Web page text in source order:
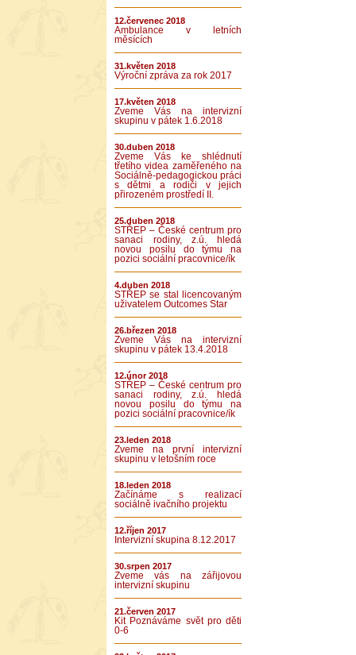
12.červenec 2018
Ambulance v letních
měsících
31.květen 2018
Výroční zpráva za rok 2017
17.květen 2018
Zveme Vás na intervizní
skupinu v pátek 1.6.2018
30.duben 2018
Zveme Vás ke shlédnutí
třetího videa zaměřeného na
Sociálně-pedagogickou práci
s dětmi a rodiči v jejich
přirozeném prostředí II.
25.duben 2018
STŘEP – České centrum pro
sanaci rodiny, z.ú. hledá
novou posilu do týmu na
pozici sociální pracovnice/ík
4.duben 2018
STŘEP se stal licencovaným
uživatelem Outcomes Star
26.březen 2018
Zveme Vás na intervizní
skupinu v pátek 13.4.2018
12.únor 2018
STŘEP – České centrum pro
sanaci rodiny, z.ú. hledá
novou posilu do týmu na
pozici sociální pracovnice/ík
23.leden 2018
Zveme na první intervizní
skupinu v letošním roce
18.leden 2018
Začínáme s realizací
sociálně ivačního projektu
12.říjen 2017
Intervizní skupina 8.12.2017
30.srpen 2017
Zveme vás na zářijovou
intervizní skupinu
21.červen 2017
Kit Poznáváme svět pro děti
0-6